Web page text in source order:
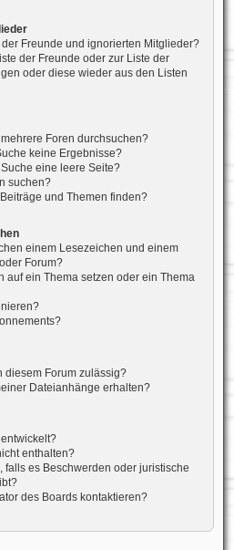
Freunde und ignorierten Mitglieder?
der Freunde oder zur Liste der
oder diese wieder aus den Listen
Foren durchsuchen?
keine Ergebnisse?
eine leere Seite?
suchen?
und Themen finden?
einem Lesezeichen und einem
Forum?
auf ein Thema setzen oder ein Thema
diesem Forum zulässig?
Dateianhänge erhalten?
enthalten?
es Beschwerden oder juristische
des Boards kontaktieren?